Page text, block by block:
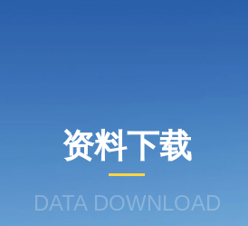
资料下载
DATA DOWNLOAD